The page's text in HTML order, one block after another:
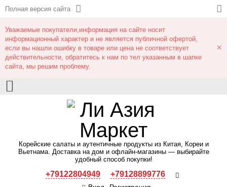
Полная версия сайта
Уважаемые покупатели,информация на сайте носит
информационный характер и не является публичной офертой,
если вы нашли ошибку в товаре или цена не соответствует
действительности, обратитесь к нам по тел указанным в шапке
сайта, мы решим проблему.
×
Корейские салаты и аутентичные продукты из Китая, Кореи и
Вьетнама. Доставка на дом и офлайн‑магазины — выбирайте
удобный способ покупки!
+79122804949 +79128899776